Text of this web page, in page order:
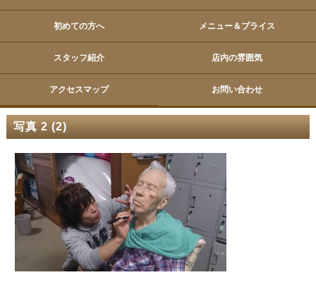
初めての方へ メニュー＆プライス
スタッフ紹介 店内の雰囲気
アクセスマップ お問い合わせ
写真 2 (2)